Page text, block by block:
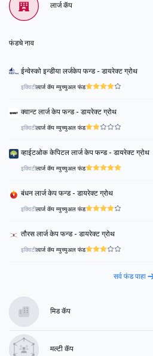
लार्ज कॅप
फंडचे नाव
ईन्वेस्को इन्डीया लर्जकेप फन्ड - डायरेक्ट ग्रोथ
इक्विटीलार्ज कॅप म्युच्युअल फंड
क्वान्ट लार्ज केप फन्ड - डायरेक्ट ग्रोथ
इक्विटीलार्ज कॅप म्युच्युअल फंड
व्हाईटओक केपिटल लार्ज केप फन्ड - डायरेक्ट ग्रोथ
इक्विटीलार्ज कॅप म्युच्युअल फंड
बंधन लार्ज केप फन्ड - डायरेक्ट ग्रोथ
इक्विटीलार्ज कॅप म्युच्युअल फंड
तौरस लार्ज केप फन्ड - डायरेक्ट ग्रोथ
इक्विटीलार्ज कॅप म्युच्युअल फंड
सर्व फंड पाहा
मिड कॅप
मल्टी कॅप